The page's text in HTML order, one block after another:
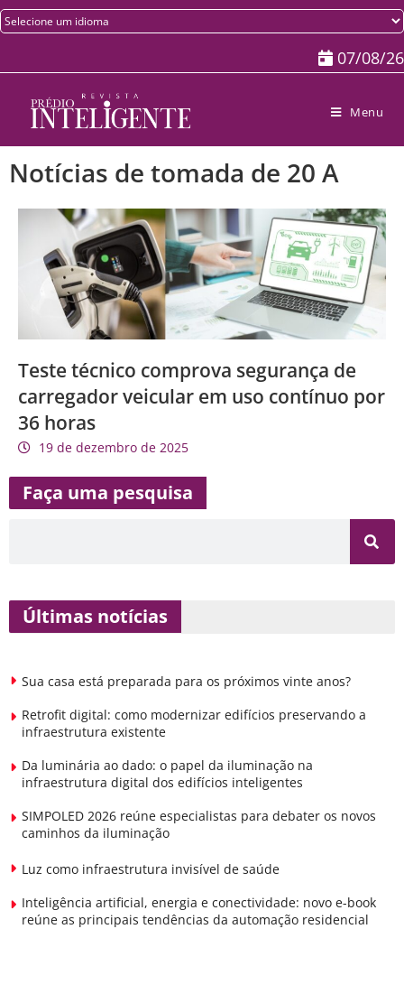
07/08/26
Menu
Notícias de tomada de 20 A
Teste técnico comprova segurança de
carregador veicular em uso contínuo por
36 horas
19 de dezembro de 2025
Faça uma pesquisa
Últimas notícias
Sua casa está preparada para os próximos vinte anos?
Retrofit digital: como modernizar edifícios preservando a
infraestrutura existente
Da luminária ao dado: o papel da iluminação na
infraestrutura digital dos edifícios inteligentes
SIMPOLED 2026 reúne especialistas para debater os novos
caminhos da iluminação
Luz como infraestrutura invisível de saúde
Inteligência artificial, energia e conectividade: novo e-book
reúne as principais tendências da automação residencial